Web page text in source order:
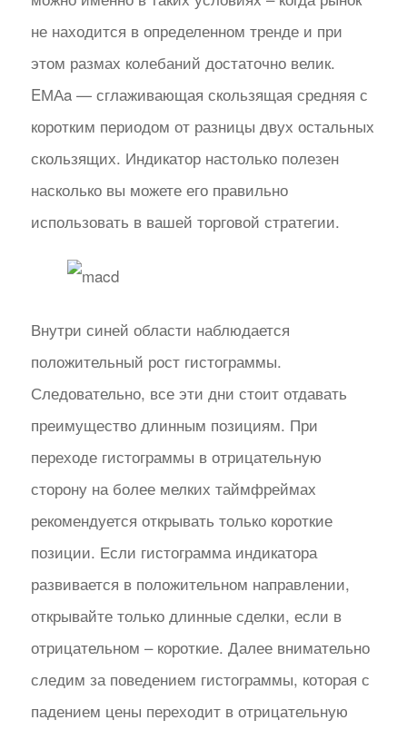
не находится в определенном тренде и при
этом размах колебаний достаточно велик.
EМАa — сглаживающая скользящая средняя с
коротким периодом от разницы двух остальных
скользящих. Индикатор настолько полезен
насколько вы можете его правильно
использовать в вашей торговой стратегии.
Внутри синей области наблюдается
положительный рост гистограммы.
Следовательно, все эти дни стоит отдавать
преимущество длинным позициям. При
переходе гистограммы в отрицательную
сторону на более мелких таймфреймах
рекомендуется открывать только короткие
позиции. Если гистограмма индикатора
развивается в положительном направлении,
открывайте только длинные сделки, если в
отрицательном – короткие. Далее внимательно
следим за поведением гистограммы, которая с
падением цены переходит в отрицательную